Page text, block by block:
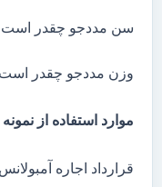
سن مددجو چقدر است
وزن مددجو چقدر
موارد استفاده از
قرارداد اجاره